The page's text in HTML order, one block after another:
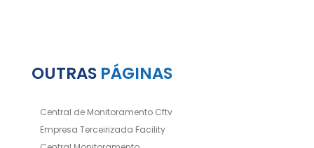
OUTRAS PÁGINAS
Central de Monitoramento Cftv
Empresa Terceirizada Facility